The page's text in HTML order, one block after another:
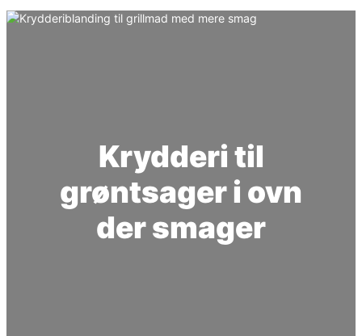
Krydderi til
grøntsager i ovn
der smager